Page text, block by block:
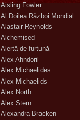
Aisling Fowler
Al Doilea Război Mondial
Alastair Reynolds
Alchemised
Alertă de furtună
Alex Ahndoril
Alex Michaelides
Alex Michaelids
Alex North
Alex Stern
Alexandra Bracken